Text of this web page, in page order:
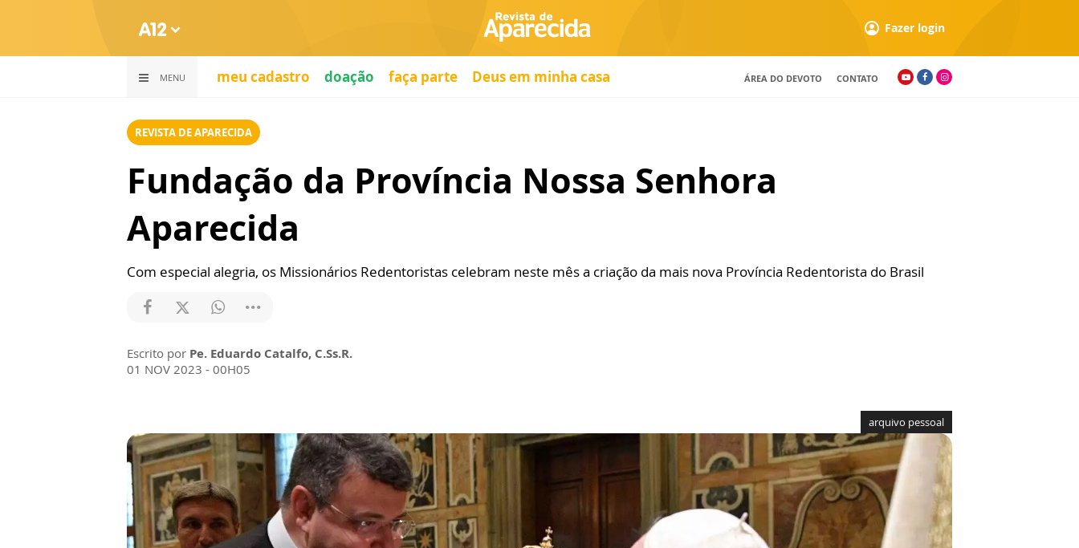
Fazer login
MENU meu cadastro doação faça parte Deus em minha casa ÁREA DO DEVOTO CONTATO
REVISTA DE APARECIDA
Fundação da Província Nossa Senhora
Aparecida
Com especial alegria, os Missionários Redentoristas celebram neste mês a criação da mais nova Província Redentorista do Brasil
Escrito por Pe. Eduardo Catalfo, C.Ss.R.
01 NOV 2023 - 00H05
arquivo pessoal